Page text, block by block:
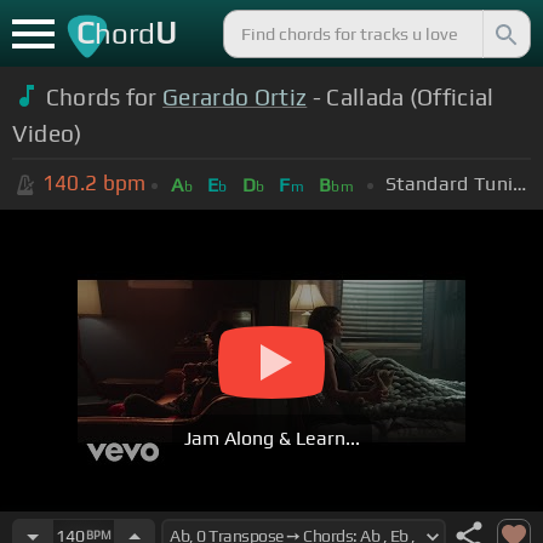
ChordU
Chords for Gerardo Ortiz - Callada (Official
Video)
140.2 bpm Ab Eb Db Fm Bbm Standard Tuning (EADGBE)
Jam Along & Learn...
140BPM